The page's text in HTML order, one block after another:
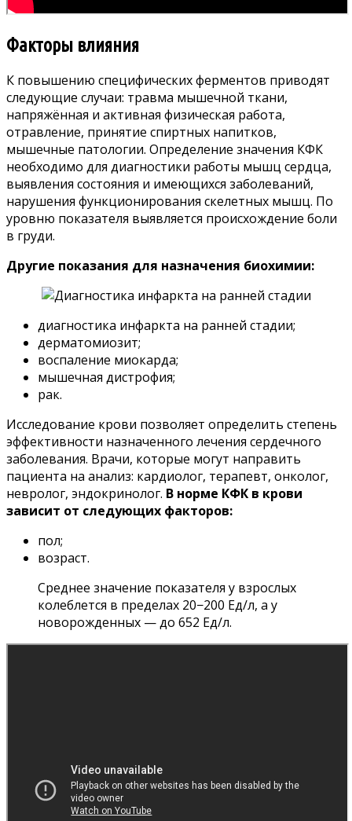
Факторы влияния
К повышению специфических ферментов приводят
следующие случаи: травма мышечной ткани,
напряжённая и активная физическая работа,
отравление, принятие спиртных напитков,
мышечные патологии. Определение значения КФК
необходимо для диагностики работы мышц сердца,
выявления состояния и имеющихся заболеваний,
нарушения функционирования скелетных мышц. По
уровню показателя выявляется происхождение боли
в груди.
Другие показания для назначения биохимии:
диагностика инфаркта на ранней стадии;
дерматомиозит;
воспаление миокарда;
мышечная дистрофия;
рак.
Исследование крови позволяет определить степень
эффективности назначенного лечения сердечного
заболевания. Врачи, которые могут направить
пациента на анализ: кардиолог, терапевт, онколог,
невролог, эндокринолог. В норме КФК в крови
зависит от следующих факторов:
пол;
возраст.
Среднее значение показателя у взрослых
колеблется в пределах 20−200 Ед/л, а у
новорожденных — до 652 Ед/л.